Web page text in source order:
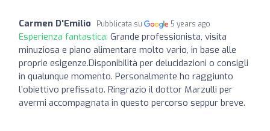
Carmen D'Emilio Pubblicata su 5 years ago
Esperienza fantastica: Grande professionista, visita
minuziosa e piano alimentare molto vario, in base alle
proprie esigenze.Disponibilità per delucidazioni o consigli
in qualunque momento. Personalmente ho raggiunto
l’obiettivo prefissato. Ringrazio il dottor Marzulli per
avermi accompagnata in questo percorso seppur breve.